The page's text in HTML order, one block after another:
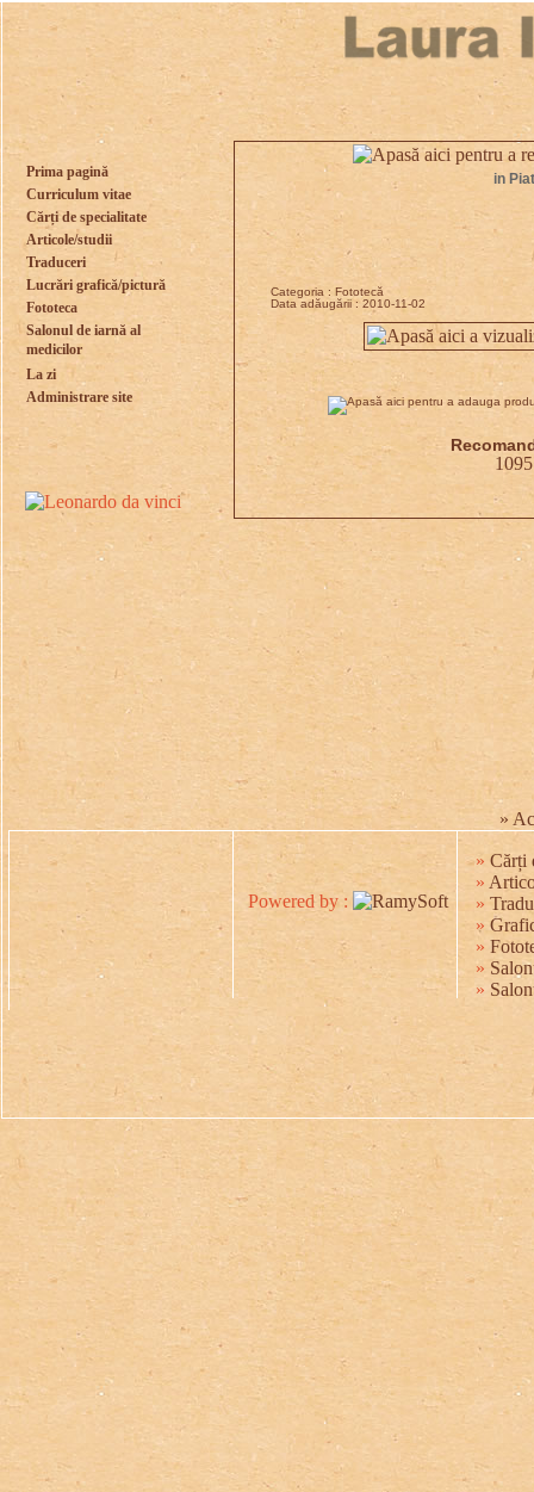
Prima pagină
Curriculum vitae
Cărți de specialitate
Articole/studii
Traduceri
Lucrări grafică/pictură
Fototeca
Salonul de iarnă al
medicilor
La zi
Administrare site
in
Categoria : Fototecă
Data adăugării : 2010-11-02
»
Powered by :
» Cărți
»
»
»
»
»
»